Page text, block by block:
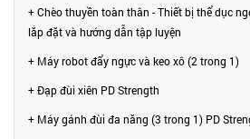
+ Chèo thuyền toàn thân - Thiết bị thể dục
lắp đặt và hướng dẫn tập luyện
+ Máy robot đẩy ngực và keo xô (2 trong 1)
+ Đạp đùi xiên PD Strength
+ Máy gánh đùi đa năng (3 trong 1) PD